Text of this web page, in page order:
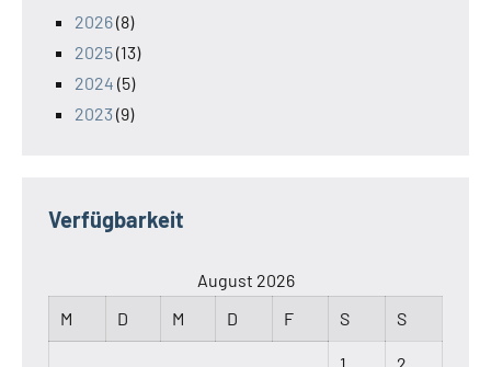
2026(8)
2025(13)
2024 (5)
2023(9)
Verfügbarkeit
August 2026
M
D M D F S S